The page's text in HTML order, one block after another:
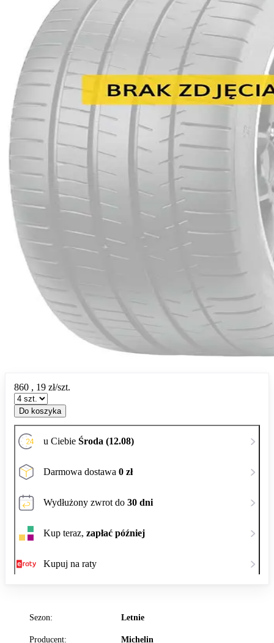
Sezon: Letnie
Producent: Michelin
860 , 19 zł/szt.
Do koszyka
u Ciebie Środa (12.08)
Darmowa dostawa 0 zł
Wydłużony zwrot do 30 dni
Kup teraz, zapłać później
Kupuj na raty